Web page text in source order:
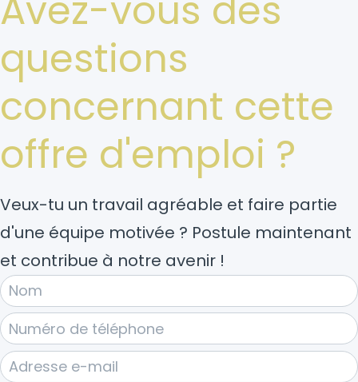
Avez-vous des
questions
concernant cette
offre d'emploi ?
Veux-tu un travail agréable et faire partie
d'une équipe motivée ? Postule maintenant
et contribue à notre avenir !